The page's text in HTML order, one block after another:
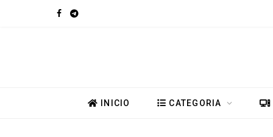
F T
INICIO CATEGORIA